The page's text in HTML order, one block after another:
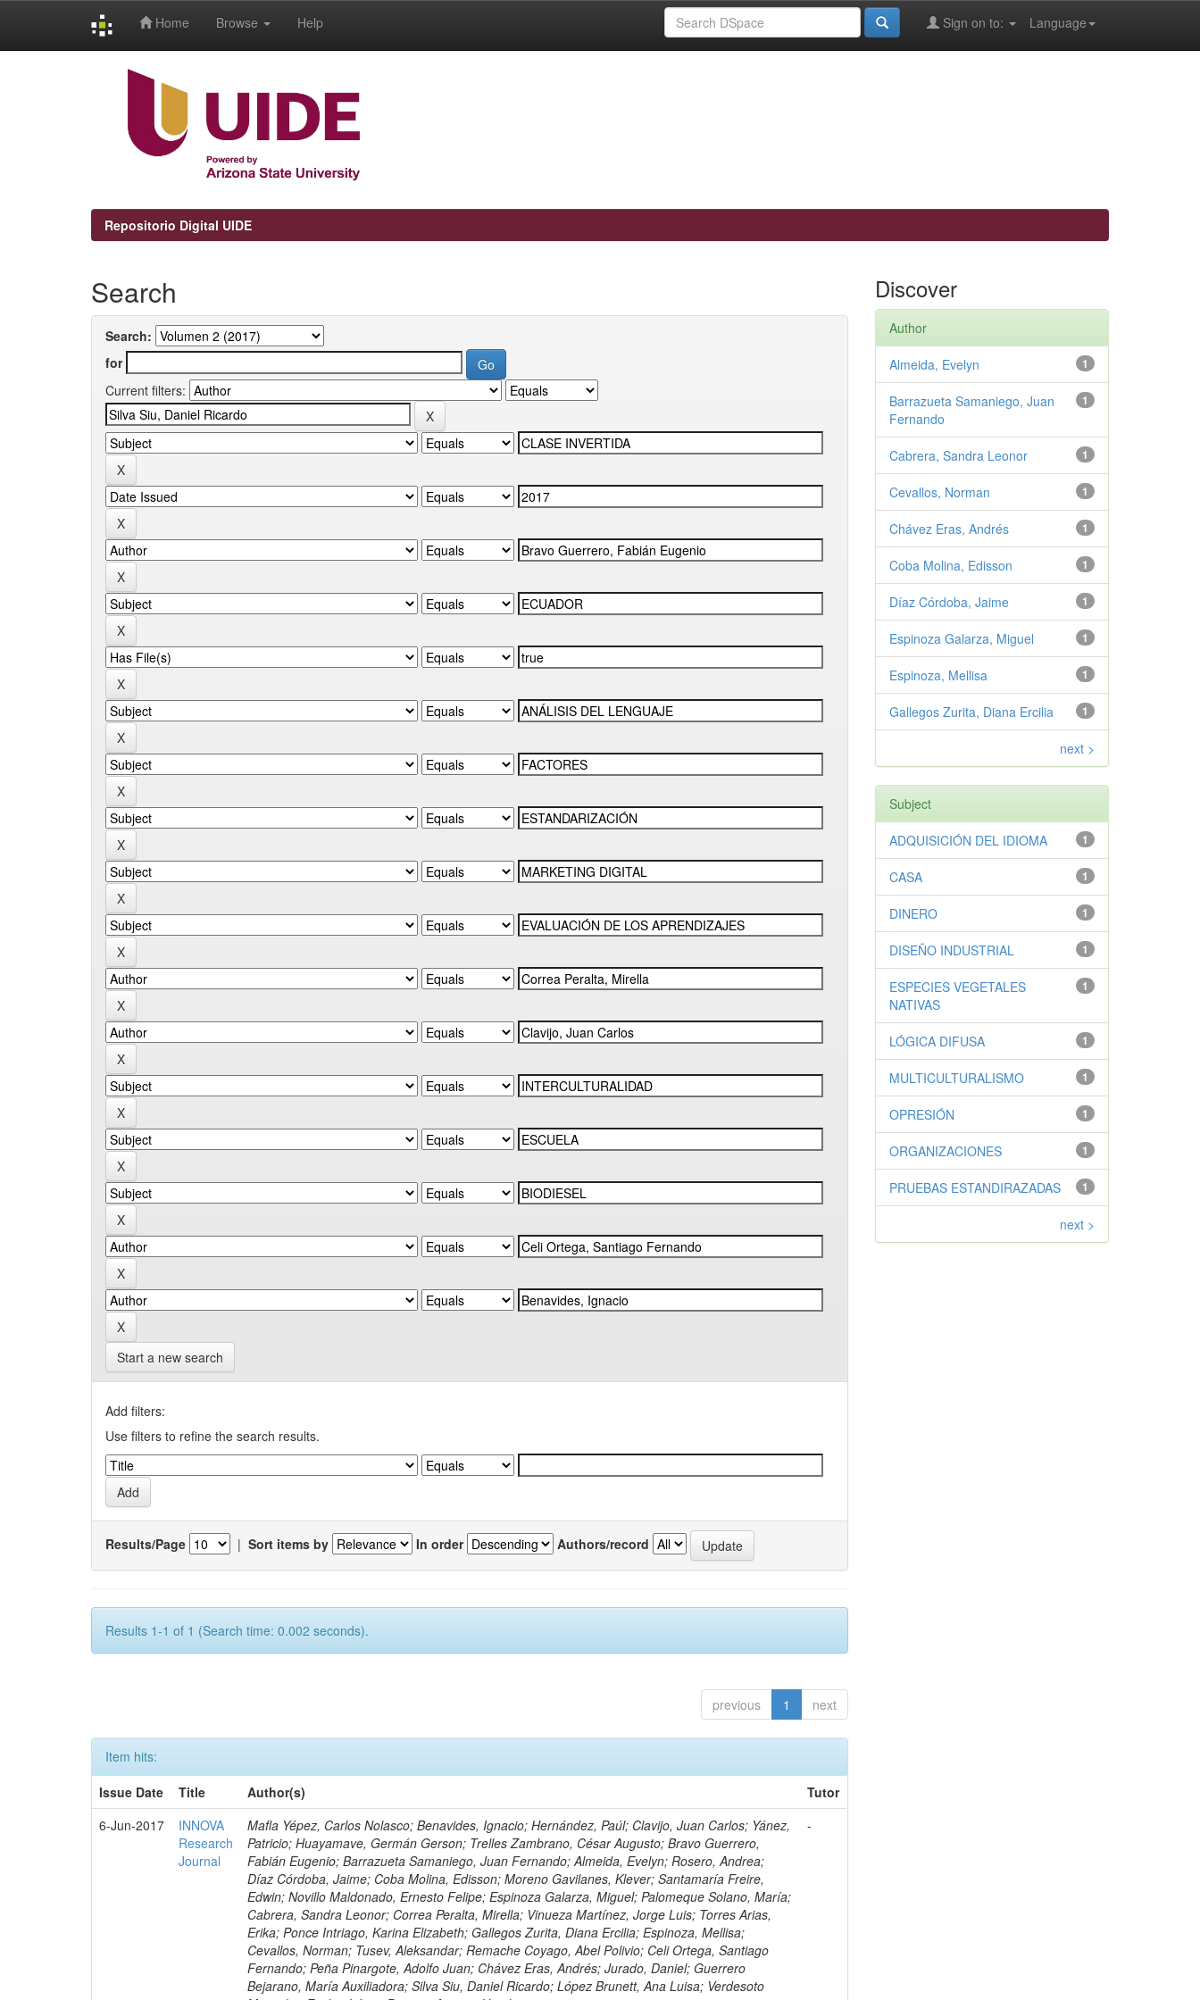
Home Browse Help Language
Sign on to:
Repositorio Digital UIDE
Search
Search:
for
Current filters:
Start a new search
Add filters:
Use filters to refine the search results.
Results/Page | Sort items by In order Authors/record
Results 1-1 of 1 (Search time: 0.002 seconds).
previous 1 next
Item hits:
Issue Date
Title Author(s)
Tutor
6-Jun-2017
INNOVA
Research
Journal
Mafla Yépez, Carlos Nolasco; Benavides, Ignacio; Hernández, Paúl; Clavijo, Juan Carlos; Yánez,
Patricio; Huayamave, Germán Gerson; Trelles Zambrano, César Augusto; Bravo Guerrero,
Fabián Eugenio; Barrazueta Samaniego, Juan Fernando; Almeida, Evelyn; Rosero, Andrea;
Díaz Córdoba, Jaime; Coba Molina, Edisson; Moreno Gavilanes, Klever; Santamaría Freire,
Edwin; Novillo Maldonado, Ernesto Felipe; Espinoza Galarza, Miguel; Palomeque Solano, María;
Cabrera, Sandra Leonor; Correa Peralta, Mirella; Vinueza Martínez, Jorge Luis; Torres Arias,
Erika; Ponce Intriago, Karina Elizabeth; Gallegos Zurita, Diana Ercilia; Espinoza, Mellisa;
Cevallos, Norman; Tusev, Aleksandar; Remache Coyago, Abel Polivio; Celi Ortega, Santiago
Fernando; Peña Pinargote, Adolfo Juan; Chávez Eras, Andrés; Jurado, Daniel; Guerrero
Bejarano, María Auxiliadora; Silva Siu, Daniel Ricardo; López Brunett, Ana Luisa; Verdesoto
-
Discover
Author
1
Almeida, Evelyn
1
Barrazueta Samaniego, Juan
Fernando
1
Cabrera, Sandra Leonor
1
Cevallos, Norman
1
Chávez Eras, Andrés
1
Coba Molina, Edisson
1
Díaz Córdoba, Jaime
1
Espinoza Galarza, Miguel
1
Espinoza, Mellisa
1
Gallegos Zurita, Diana Ercilia
next >
Subject
1
ADQUISICIÓN DEL IDIOMA
1
CASA
1
DINERO
1
DISEÑO INDUSTRIAL
1
ESPECIES VEGETALES
NATIVAS
1
LÓGICA DIFUSA
1
MULTICULTURALISMO
1
OPRESIÓN
1
ORGANIZACIONES
1
PRUEBAS ESTANDIRAZADAS
next >